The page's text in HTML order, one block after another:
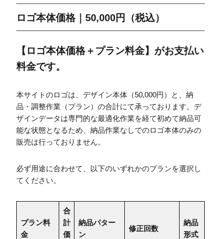
ロゴ本体価格｜50,000円（税込）
【ロゴ本体価格＋プラン料金】がお支払い
料金です。
本サイトのロゴは、デザイン本体（50,000円）と、納
品・調整作業（プラン）の合計にて承っております。デ
ザインデータは専門的な最適化作業を経て初めて納品可
能な状態となるため、納品作業なしでのロゴ本体のみの
販売は行っておりません。
必ず用途に合わせて、以下のいずれかのプランを選択し
てください。
プラン料
金
合
計
価
納品パター
ン
修正回数
納品
形式